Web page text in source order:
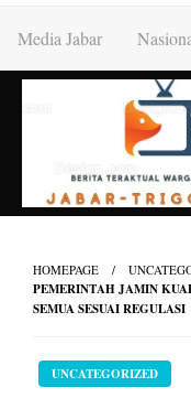
content
Media Jabar
HOMEPAGE
PEMERINTAH JAMIN
SEMUA SESUAI REGULASI
UNCATEGORIZED